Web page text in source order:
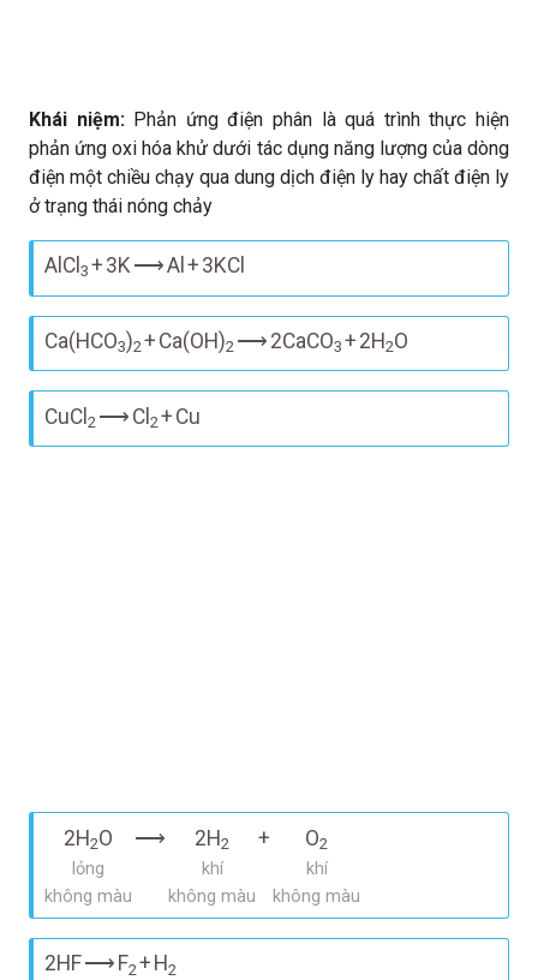
Khái niệm: Phản ứng điện phân là quá trình thực hiện
phản ứng oxi hóa khử dưới tác dụng năng lượng của dòng
điện một chiều chạy qua dung dịch điện ly hay chất điện ly
ở trạng thái nóng chảy
AlCl 3 + 3K⟶Al + 3KCl
Ca(HCO3)2+ Ca(OH)2 ⟶ 2CaCO3 + 2H2O
CuCl 2 ⟶ Cl 2+ Cu
2H2O ⟶ 2H2 + O2
lỏng khí
khí
không màu
không màu không màu
2HF⟶ F2 + H 2